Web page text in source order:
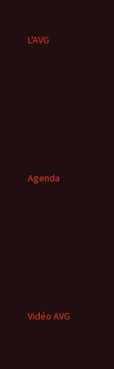
L'AVG
Agenda
Vidéo AVG